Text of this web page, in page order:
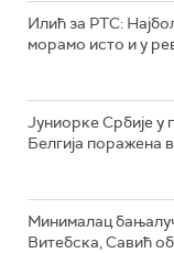
Илић за РТС:
морамо исто и у
Јуниорке Србије у
Белгија поражена
Минималац
Витебска, Савић